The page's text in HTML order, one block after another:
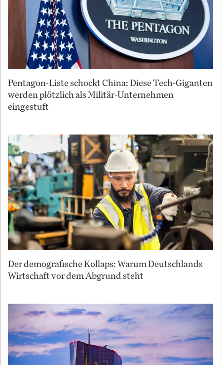
Pentagon-Liste schockt China: Diese Tech-Giganten
werden plötzlich als Militär-Unternehmen
eingestuft
Der demografische Kollaps: Warum Deutschlands
Wirtschaft vor dem Abgrund steht